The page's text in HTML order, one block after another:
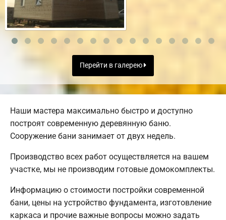
Перейти в галерею
Наши мастера максимально быстро и доступно
построят современную деревянную баню.
Сооружение бани занимает от двух недель.
Производство всех работ осуществляется на вашем
участке, мы не производим готовые домокомплекты.
Информацию о стоимости постройки современной
бани, цены на устройство фундамента, изготовление
каркаса и прочие важные вопросы можно задать